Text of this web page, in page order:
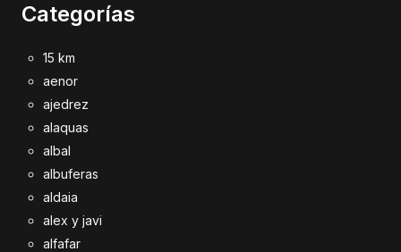
Categorías
15 km
aenor
ajedrez
alaquas
albal
albuferas
aldaia
alex y javi
alfafar